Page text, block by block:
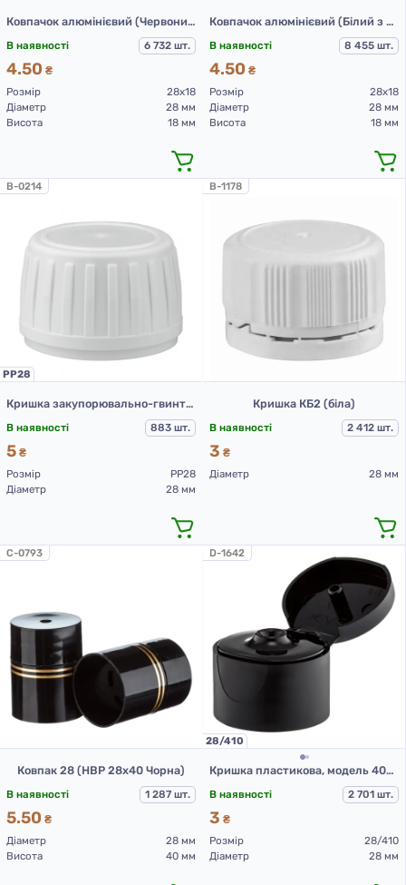
Ковпачок алюмінієвий (Червоний з різьбою 28х18 мм)
В наявності 6 732 шт.
4.50 ₴
Розмір
28х18
Діаметр
28 мм
Висота
18 мм
Ковпачок алюмінієвий (Білий з різьбою 28х18 мм)
В наявності 8 455 шт.
4.50 ₴
Розмір
28х18
Діаметр
28 мм
Висота
18 мм
B-0214
PP28
Кришка закупорювально-гвинтова з контролем першого розтину (конус) тип 1.4Д (А) 01 біла
В наявності 883 шт.
5 ₴
Розмір
PP28
Діаметр
28 мм
B-1178
Кришка КБ2 (біла)
В наявності 2 412 шт.
3 ₴
Діаметр
28 мм
C-0793
Ковпак 28 (НВР 28х40 Чорна)
В наявності 1 287 шт.
5.50 ₴
Діаметр
28 мм
Висота
40 мм
D-1642
28/410
Кришка пластикова, модель 403С, 28/410, гладка, Чорна
В наявності 2 701 шт.
3 ₴
Розмір
28/410
Діаметр
28 мм